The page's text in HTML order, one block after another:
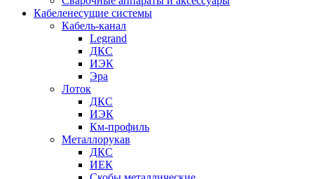
Кабеленесущие системы
Кабель-канал
Legrand
ДКС
ИЭК
Эра
Лоток
ДКС
ИЭК
Км-профиль
Металлорукав
ДКС
ИЕК